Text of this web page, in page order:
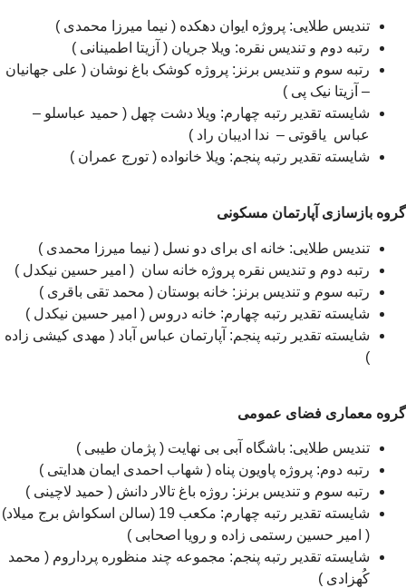
تندیس طلایی: پروژه ایوان دهکده ( نیما میرزا محمدی )
رتبه دوم و تندیس نقره: ویلا جریان ( آزیتا اطمینانی )
رتبه سوم و تندیس برنز: پروژه کوشک باغ نوشان ( علی جهانیان
– آزیتا نیک پی )
شایسته تقدیر رتبه چهارم: ویلا دشت چهل ( حمید عباسلو –
عباس یاقوتی – ندا ادیبان راد )
شایسته تقدیر رتبه پنجم: ویلا خانواده ( تورج عمران )
گروه بازسازی آپارتمان مسکونی
تندیس طلایی: خانه ای برای دو نسل ( نیما میرزا محمدی )
رتبه دوم و تندیس نقره پروژه خانه سان ( امیر حسین نیکدل )
رتبه سوم و تندیس برنز: خانه بوستان ( محمد تقی باقری )
شایسته تقدیر رتبه چهارم: خانه دروس ( امیر حسین نیکدل )
شایسته تقدیر رتبه پنجم: آپارتمان عباس آباد ( مهدی کیشی زاده
)
گروه معماری فضای عمومی
تندیس طلایی: باشگاه آبی بی نهایت ( پژمان طیبی )
رتبه دوم: پروژه پاویون پناه ( شهاب احمدی ایمان هدایتی )
رتبه سوم و تندیس برنز: روژه باغ تالار دانش ( حمید لاچینی )
شایسته تقدیر رتبه چهارم: مکعب 19 (سالن اسکواش برج میلاد)
( امیر حسین رستمی زاده و رویا اصحابی )
شایسته تقدیر رتبه پنجم: مجموعه چند منظوره پرداروم ( محمد
کُهزادی )